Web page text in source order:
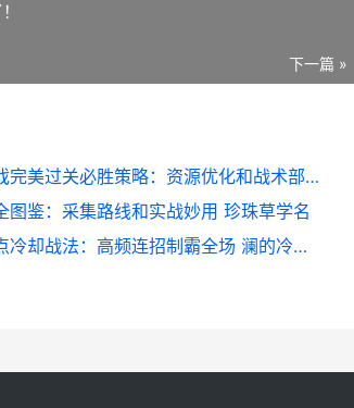
下一篇 »
攻略游戏完美过关必胜策略：资源优化和战术部署 完美攻略游戏快穿txt
图鉴：采集路线和实战妙用 珍珠草学名
澜的极点冷却战法：高频连招制霸全场 澜的冷却时间